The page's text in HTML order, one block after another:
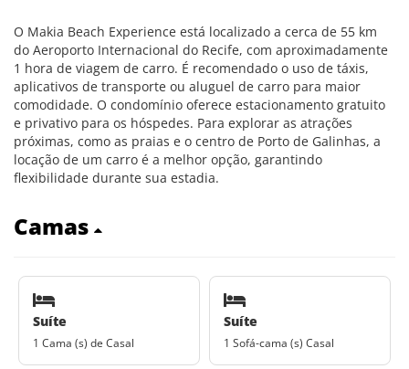
O Makia Beach Experience está localizado a cerca de 55 km
do Aeroporto Internacional do Recife, com aproximadamente
1 hora de viagem de carro. É recomendado o uso de táxis,
aplicativos de transporte ou aluguel de carro para maior
comodidade. O condomínio oferece estacionamento gratuito
e privativo para os hóspedes. Para explorar as atrações
próximas, como as praias e o centro de Porto de Galinhas, a
locação de um carro é a melhor opção, garantindo
flexibilidade durante sua estadia.
Camas
Suíte
1 Cama (s) de Casal
Suíte
1 Sofá-cama (s) Casal